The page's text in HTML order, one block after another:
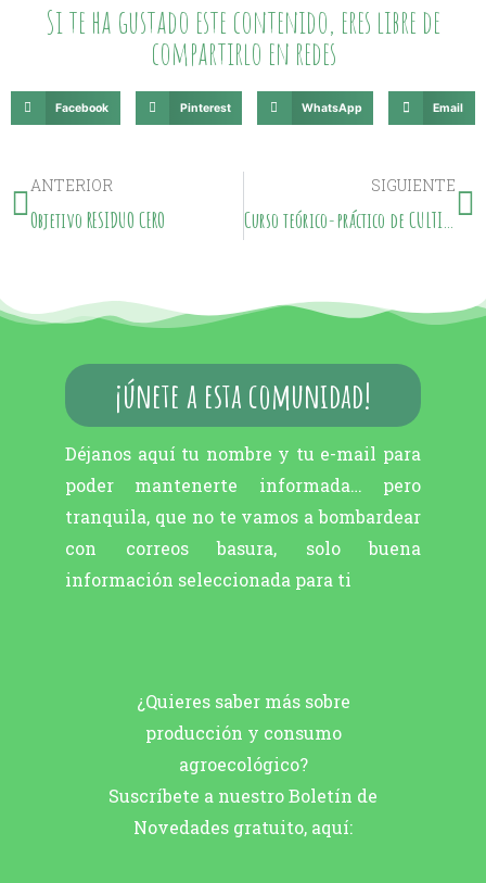
Si te ha gustado este contenido, eres libre de
compartirlo en redes
Facebook Pinterest WhatsApp Email
ANTERIOR
Objetivo RESIDUO CERO
SIGUIENTE
¡únete a esta comunidad!
Déjanos aquí tu nombre y tu e-mail para
poder mantenerte informada… pero
tranquila, que no te vamos a bombardear
con correos basura, solo buena
información seleccionada para ti
¿Quieres saber más sobre
producción y consumo
agroecológico?
Suscríbete a nuestro Boletín de
Novedades gratuito, aquí: